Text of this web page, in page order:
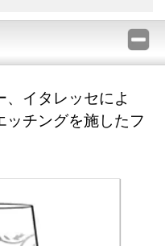
イタレッセによ
ッチングを施したフ